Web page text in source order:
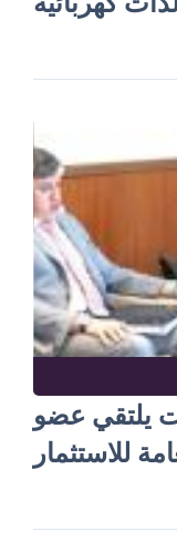
يلتقي عضو
للاستثمار